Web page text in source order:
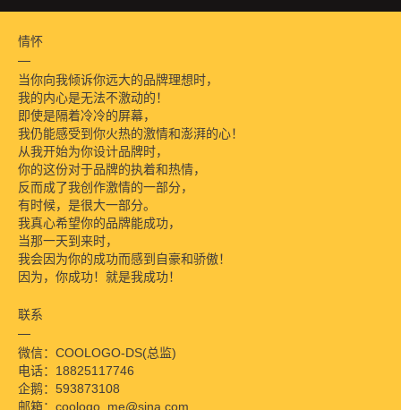
情怀
当你向我倾诉你远大的品牌理想时，
我的内心是无法不激动的！
即使是隔着冷冷的屏幕，
我仍能感受到你火热的激情和澎湃的心！
从我开始为你设计品牌时，
你的这份对于品牌的执着和热情，
反而成了我创作激情的一部分，
有时候，是很大一部分。
我真心希望你的品牌能成功，
当那一天到来时，
我会因为你的成功而感到自豪和骄傲！
因为，你成功！就是我成功！
联系
微信：COOLOGO-DS(总监)
电话：18825117746
企鹅：593873108
邮箱：coologo_me@sina.com